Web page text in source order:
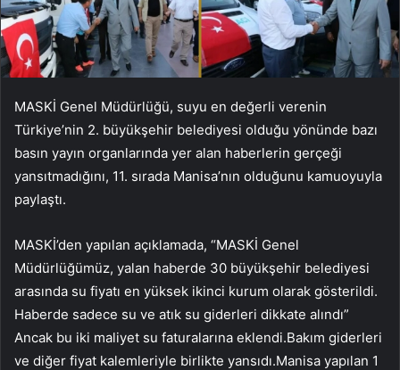
MASKİ Genel Müdürlüğü, suyu en değerli verenin
Türkiye’nin 2. büyükşehir belediyesi olduğu yönünde bazı
basın yayın organlarında yer alan haberlerin gerçeği
yansıtmadığını, 11. sırada Manisa’nın olduğunu kamuoyuyla
paylaştı.
MASKİ’den yapılan açıklamada, “MASKİ Genel
Müdürlüğümüz, yalan haberde 30 büyükşehir belediyesi
arasında su fiyatı en yüksek ikinci kurum olarak gösterildi.
Haberde sadece su ve atık su giderleri dikkate alındı”
Ancak bu iki maliyet su faturalarına eklendi.Bakım giderleri
ve diğer fiyat kalemleriyle birlikte yansıdı.Manisa yapılan 1